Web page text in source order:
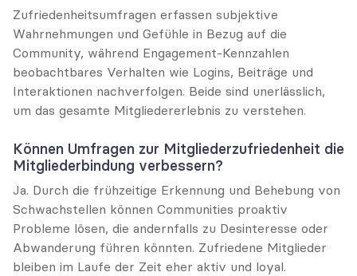
Zufriedenheitsumfragen erfassen subjektive
Wahrnehmungen und Gefühle in Bezug auf die
Community, während Engagement-Kennzahlen
beobachtbares Verhalten wie Logins, Beiträge und
Interaktionen nachverfolgen. Beide sind unerlässlich,
um das gesamte Mitgliedererlebnis zu verstehen.
Können Umfragen zur Mitgliederzufriedenheit die
Mitgliederbindung verbessern?
Ja. Durch die frühzeitige Erkennung und Behebung von
Schwachstellen können Communities proaktiv
Probleme lösen, die andernfalls zu Desinteresse oder
Abwanderung führen könnten. Zufriedene Mitglieder
bleiben im Laufe der Zeit eher aktiv und loyal.